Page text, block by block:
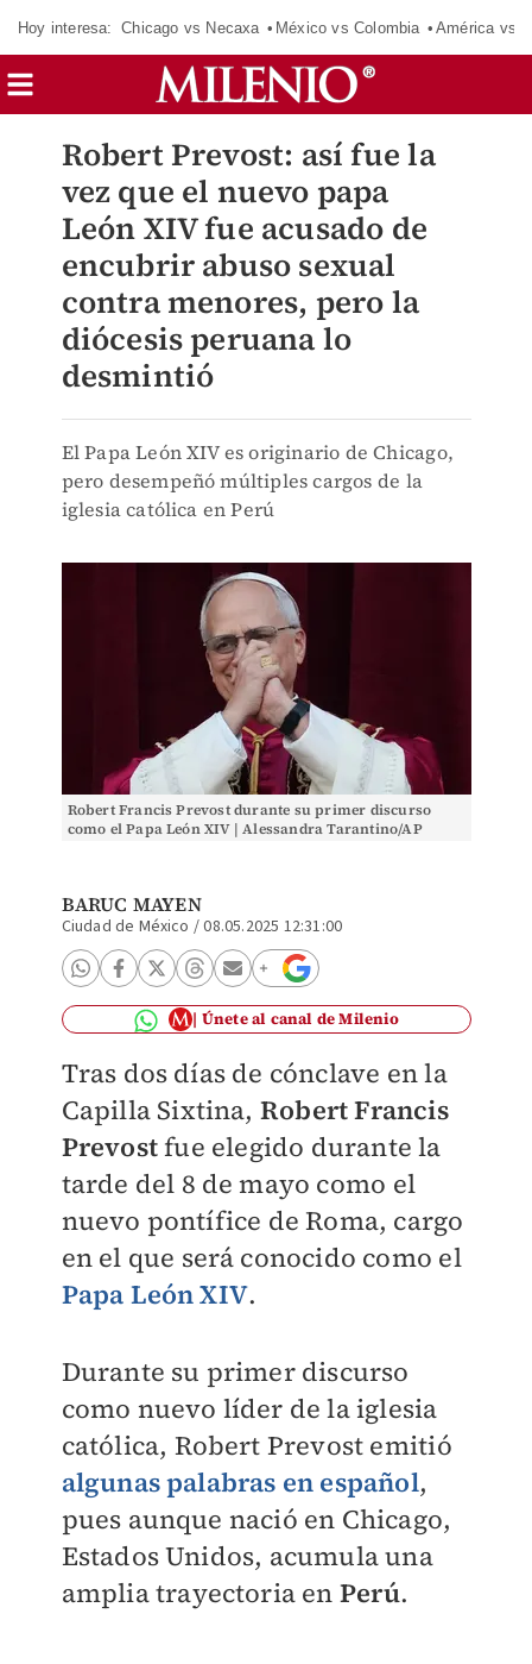
Hoy interesa: Chicago vs Necaxa México vs Colombia América vs
Robert Prevost: así fue la
vez que el nuevo papa
León XIV fue acusado de
encubrir abuso sexual
contra menores, pero la
diócesis peruana lo
desmintió
El Papa León XIV es originario de Chicago,
pero desempeñó múltiples cargos de la
iglesia católica en Perú
Robert Francis Prevost durante su primer discurso
como el Papa León XIV | Alessandra Tarantino/AP
BARUC MAYEN
Ciudad de México /08.05.2025 12:31:00
Únete al canal de Milenio
Tras dos días de cónclave en la
Capilla Sixtina, Robert Francis
Prevostfue elegido durante la
tarde del 8 de mayo como el
nuevo pontífice de Roma, cargo
en el que será conocido como el
Papa León XIV.
Durante su primer discurso
como nuevo líder de la iglesia
católica, Robert Prevost emitió
algunas palabras en español,
pues aunque nació en Chicago,
Estados Unidos, acumula una
amplia trayectoria en Perú.